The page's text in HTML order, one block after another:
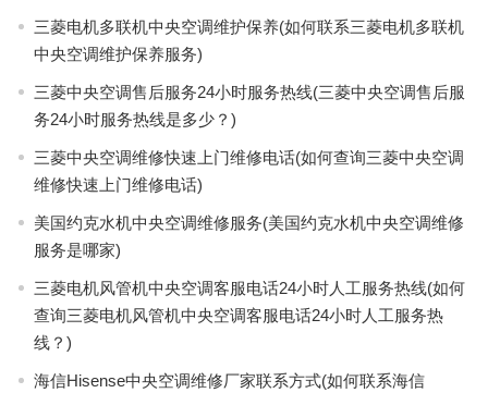
三菱电机多联机中央空调维护保养(如何联系三菱电机多联机
中央空调维护保养服务)
三菱中央空调售后服务24小时服务热线(三菱中央空调售后服
务24小时服务热线是多少？)
三菱中央空调维修快速上门维修电话(如何查询三菱中央空调
维修快速上门维修电话)
美国约克水机中央空调维修服务(美国约克水机中央空调维修
服务是哪家)
三菱电机风管机中央空调客服电话24小时人工服务热线(如何
查询三菱电机风管机中央空调客服电话24小时人工服务热
线？)
海信Hisense中央空调维修厂家联系方式(如何联系海信